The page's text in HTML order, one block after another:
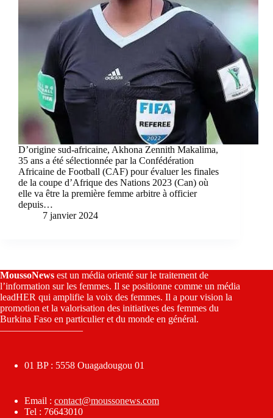
D’origine sud-africaine, Akhona Zennith Makalima,
35 ans a été sélectionnée par la Confédération
Africaine de Football (CAF) pour évaluer les finales
de la coupe d’Afrique des Nations 2023 (Can) où
elle va être la première femme arbitre à officier
depuis…
7 janvier 2024
MoussoNews est un média orienté sur le traitement de
l’information sur les femmes. Il se positionne comme un média
leadHER qui amplifie la voix des femmes. Il a pour vision la
promotion et la valorisation des initiatives des femmes du
Burkina Faso en particulier et du monde en général.
————————–
01 BP : 5558 Ouagadougou 01
Email : contact@moussonews.com
Tel : 76643010